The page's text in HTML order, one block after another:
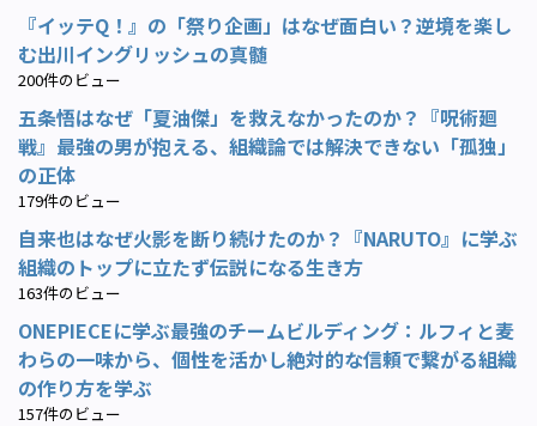
『イッテQ！』の「祭り企画」はなぜ面白い？逆境を楽し
む出川イングリッシュの真髄
200件のビュー
五条悟はなぜ「夏油傑」を救えなかったのか？『呪術廻
戦』最強の男が抱える、組織論では解決できない「孤独」
の正体
179件のビュー
自来也はなぜ火影を断り続けたのか？『NARUTO』に学ぶ
組織のトップに立たず伝説になる生き方
163件のビュー
ONEPIECEに学ぶ最強のチームビルディング：ルフィと麦
わらの一味から、個性を活かし絶対的な信頼で繋がる組織
の作り方を学ぶ
157件のビュー